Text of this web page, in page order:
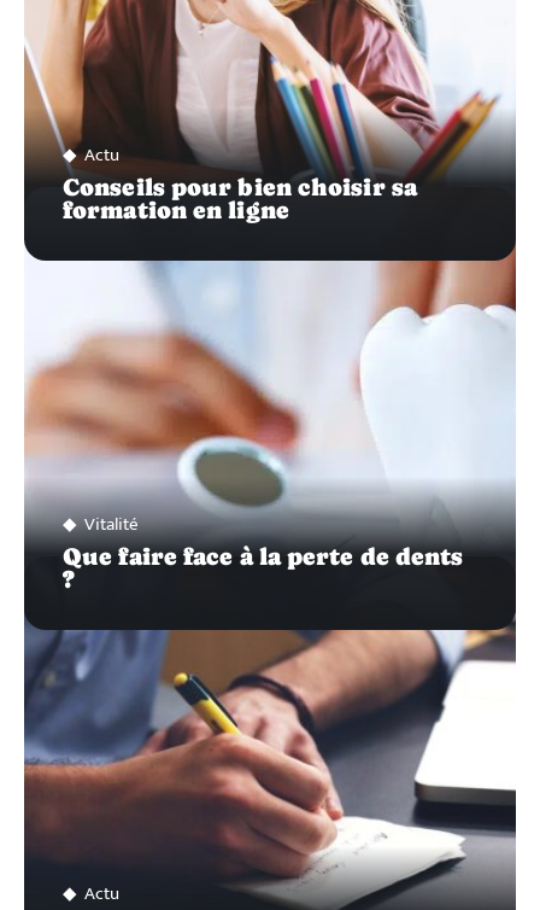
Actu
Conseils pour bien choisir sa
formation en ligne
Vitalité
Que faire face à la perte de dents
?
Actu